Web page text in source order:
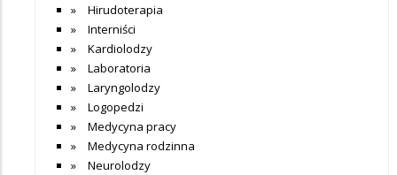
Hirudoterapia
Interniści
Kardiolodzy
Laboratoria
Laryngolodzy
Logopedzi
Medycyna pracy
Medycyna rodzinna
Neurolodzy